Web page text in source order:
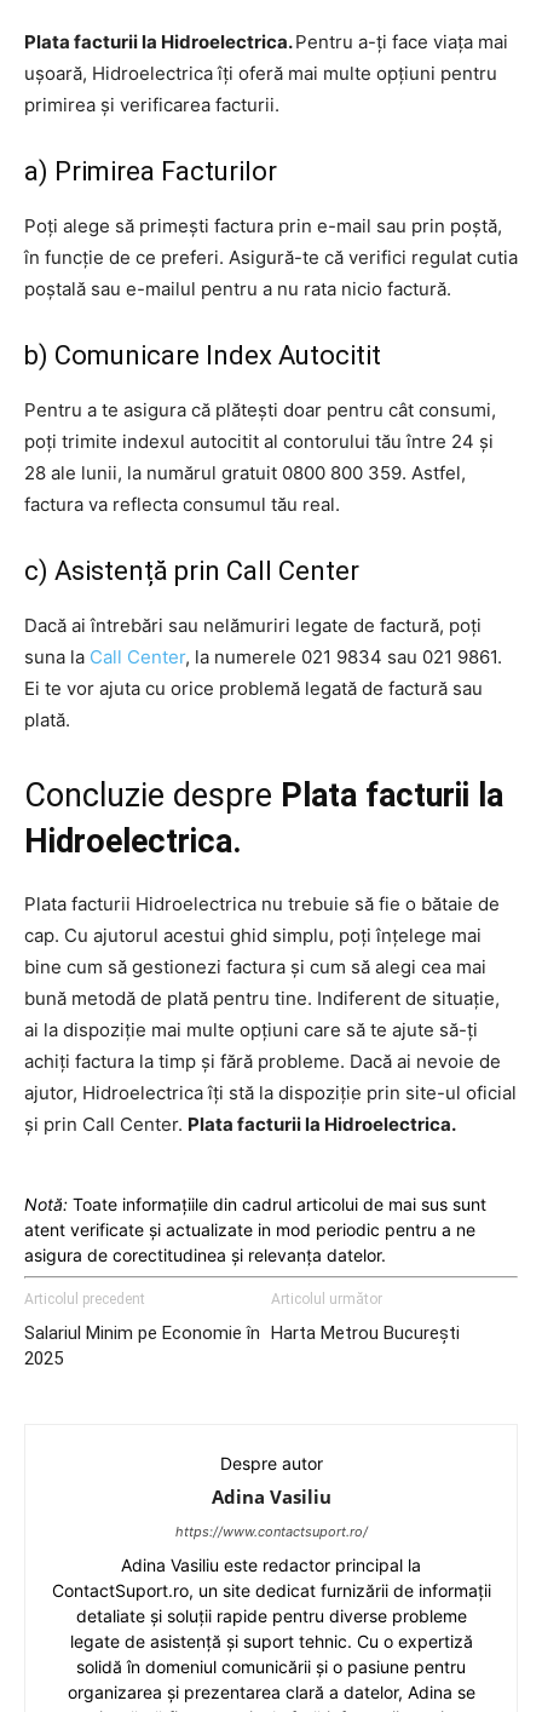
Plata facturii la Hidroelectrica.Pentru a-ți face viața mai
ușoară, Hidroelectrica îți oferă mai multe opțiuni pentru
primirea și verificarea facturii.
a) Primirea Facturilor
Poți alege să primești factura prin e-mail sau prin poștă,
în funcție de ce preferi. Asigură-te că verifici regulat cutia
poștală sau e-mailul pentru a nu rata nicio factură.
b) Comunicare Index Autocitit
Pentru a te asigura că plătești doar pentru cât consumi,
poți trimite indexul autocitit al contorului tău între 24 și
28 ale lunii, la numărul gratuit 0800 800 359. Astfel,
factura va reflecta consumul tău real.
c) Asistență prin Call Center
Dacă ai întrebări sau nelămuriri legate de factură, poți
suna la Call Center, la numerele 021 9834 sau 021 9861.
Ei te vor ajuta cu orice problemă legată de factură sau
plată.
Concluzie despre Plata facturii la
Hidroelectrica.
Plata facturii Hidroelectrica nu trebuie să fie o bătaie de
cap. Cu ajutorul acestui ghid simplu, poți înțelege mai
bine cum să gestionezi factura și cum să alegi cea mai
bună metodă de plată pentru tine. Indiferent de situație,
ai la dispoziție mai multe opțiuni care să te ajute să-ți
achiți factura la timp și fără probleme. Dacă ai nevoie de
ajutor, Hidroelectrica îți stă la dispoziție prin site-ul oficial
și prin Call Center. Plata facturii la Hidroelectrica.
Notă: Toate informațiile din cadrul articolui de mai sus sunt
atent verificate și actualizate in mod periodic pentru a ne
asigura de corectitudinea și relevanța datelor.
Articolul precedent
Salariul Minim pe Economie în
2025
Articolul următor
Harta Metrou București
Despre autor
Adina Vasiliu
https://www.contactsuport.ro/
Adina Vasiliu este redactor principal la
ContactSuport.ro, un site dedicat furnizării de informații
detaliate și soluții rapide pentru diverse probleme
legate de asistență și suport tehnic. Cu o expertiză
solidă în domeniul comunicării și o pasiune pentru
organizarea și prezentarea clară a datelor, Adina se